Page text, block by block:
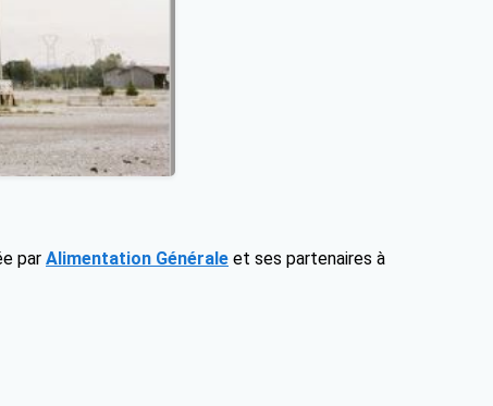
par Alimentation Générale et ses partenaires à